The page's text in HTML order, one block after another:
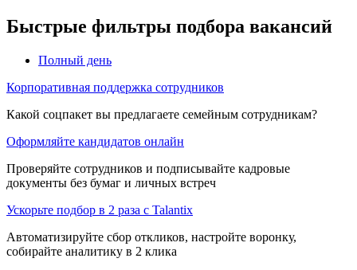
Быстрые фильтры подбора вакансий
Полный день
Корпоративная поддержка сотрудников
Какой соцпакет вы предлагаете семейным сотрудникам?
Оформляйте кандидатов онлайн
Проверяйте сотрудников и подписывайте кадровые
документы без бумаг и личных встреч
Ускорьте подбор в 2 раза с Talantix
Автоматизируйте сбор откликов, настройте воронку,
собирайте аналитику в 2 клика